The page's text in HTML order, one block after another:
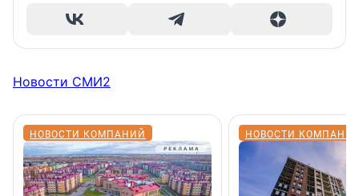
Новости СМИ2
НОВОСТИ КОМПАНИЙ НОВОСТИ